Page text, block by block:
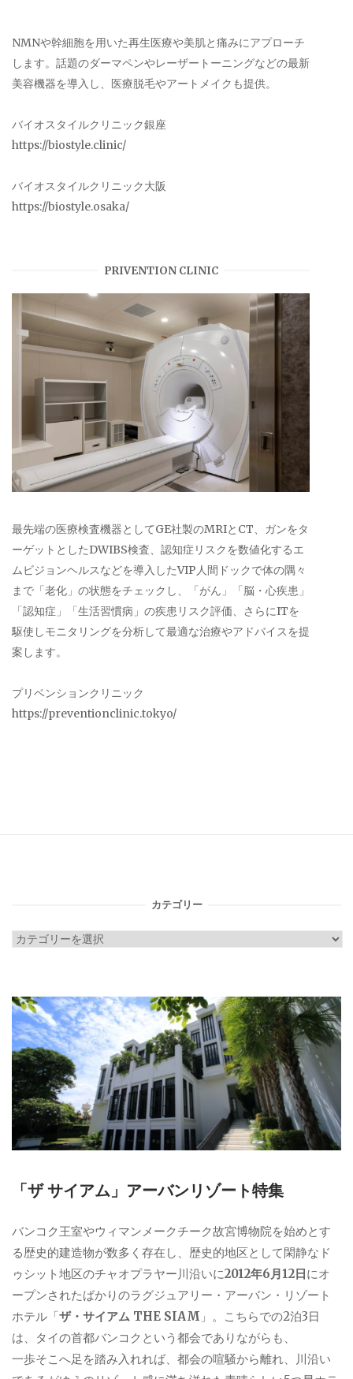
NMNや幹細胞を用いた再生医療や美肌と痛みにアプローチ
します。話題のダーマペンやレーザートーニングなどの最新
美容機器を導入し、医療脱毛やアートメイクも提供。
バイオスタイルクリニック銀座
https://biostyle.clinic/
バイオスタイルクリニック大阪
https://biostyle.osaka/
PRIVENTION CLINIC
最先端の医療検査機器としてGE社製のMRIとCT、ガンをタ
ーゲットとしたDWIBS検査、認知症リスクを数値化するエ
ムビジョンヘルスなどを導入したVIP人間ドックで体の隅々
まで「老化」の状態をチェックし、「がん」「脳・心疾患」
「認知症」「生活習慣病」の疾患リスク評価、さらにITを
駆使しモニタリングを分析して最適な治療やアドバイスを提
案します。
プリベンションクリニック
https://preventionclinic.tokyo/
カテゴリー
カ
リ
ー
「ザ サイアム」アーバンリゾート特集
バンコク王室やウィマンメークチーク故宮博物院を始めとす
る歴史的建造物が数多く存在し、歴史的地区として閑静なド
ゥシット地区のチャオプラヤー川沿いに2012年6月12日にオ
ープンされたばかりのラグジュアリー・アーバン・リゾート
ホテル「ザ・サイアム THE SIAM 」。こちらでの2泊3日
は、タイの首都バンコクという都会でありながらも、
一歩そこへ足を踏み入れれば、都会の喧騒から離れ、川沿い